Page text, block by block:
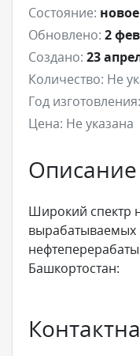
Состояние: новое
Обновлено: 2
Создано: 23
Количество: Не
Год изготовления:
Цена: Не указана
Описание
Широкий спектр
вырабатываемых
Башкортостан: